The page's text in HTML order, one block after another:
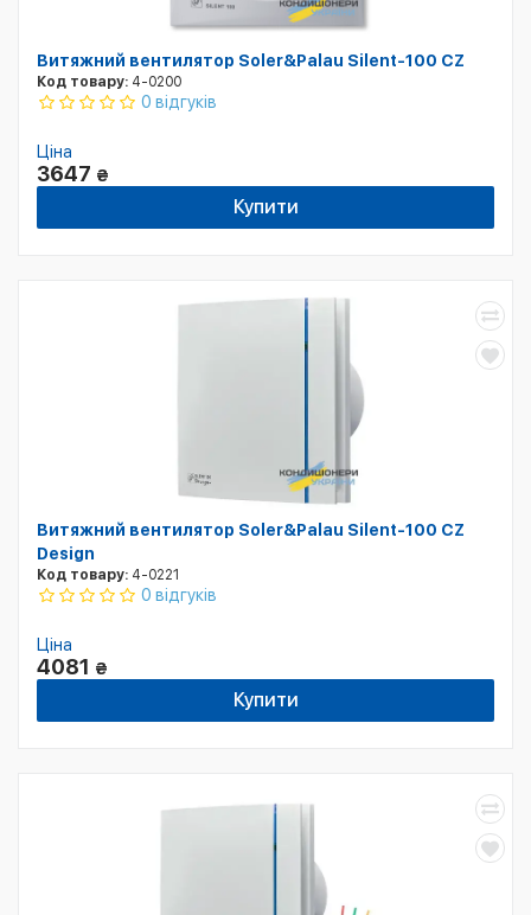
Витяжний вентилятор Soler&Palau Silent-100 CZ
Код товару: 4-0200
0 відгуків
Ціна
3647 ₴
Купити
Витяжний вентилятор Soler&Palau Silent-100 CZ
Design
Код товару: 4-0221
0 відгуків
Ціна
4081 ₴
Купити